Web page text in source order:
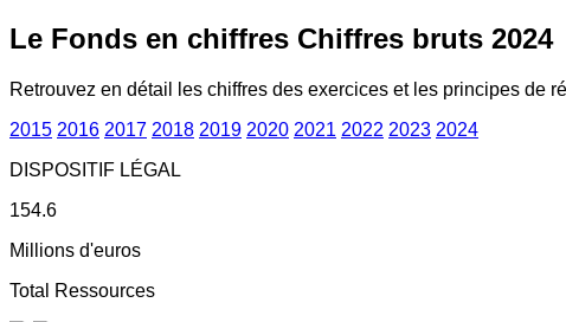
Le Fonds en chiffres Chiffres bruts 2024
Retrouvez en détail les chiffres des exercices et les principes de
2015 2016 2017 2018 2019 2020 2021 2022 2023 2024
DISPOSITIF LÉGAL
154.6
Millions d'euros
Total Ressources